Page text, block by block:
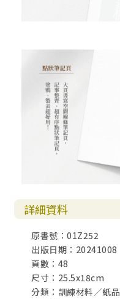
詳細資料
原書號：01Z252
出版日期：20241008
頁數：48
尺寸：25.5x18cm
分類：訓練材料／紙品